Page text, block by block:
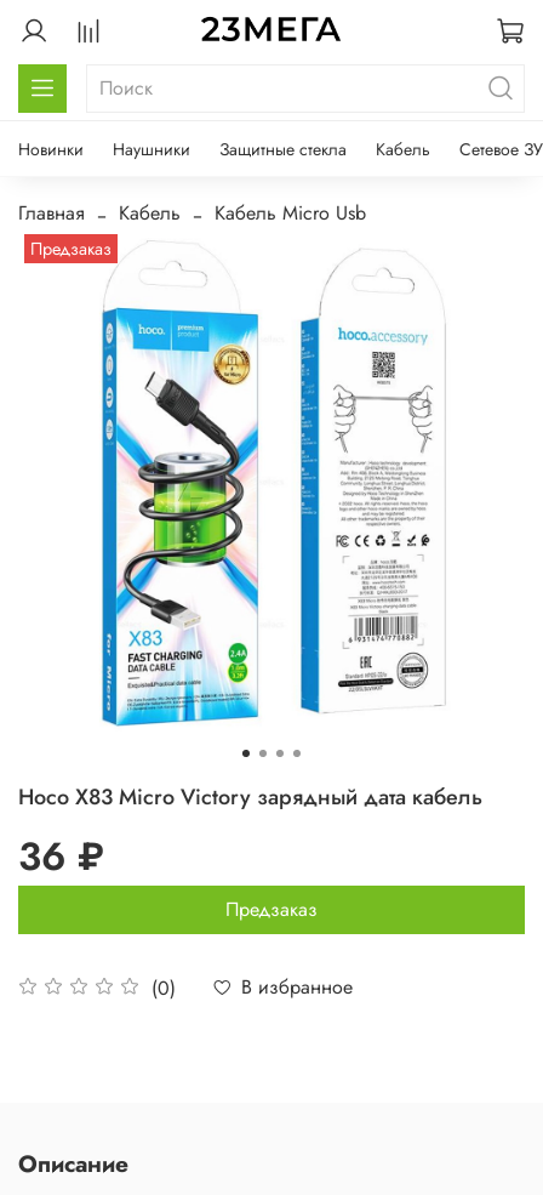
Новинки Наушники Защитные стекла Кабель Сетевое ЗУ
Главная Кабель Кабель Micro Usb
Предзаказ
Hoco X83 Micro Victory зарядный дата кабель
(0) В избранное
36 ₽
Предзаказ
Описание